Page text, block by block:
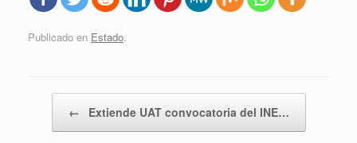
Publicado en Estado.
← Extiende UAT convocatoria del INE…